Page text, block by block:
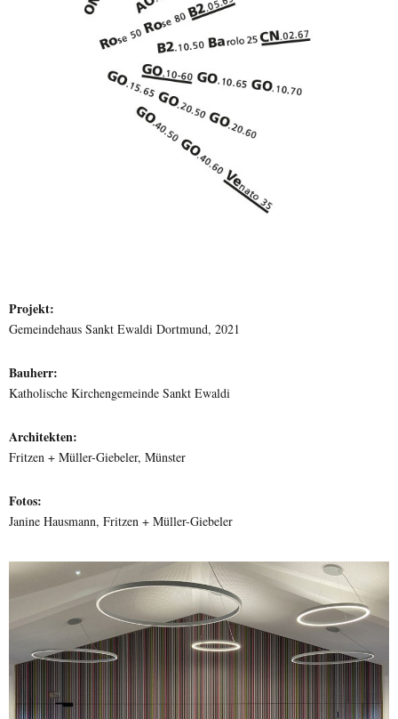
Projekt:
Gemeindehaus Sankt Ewaldi Dortmund, 2021
Bauherr:
Katholische Kirchengemeinde Sankt Ewaldi
Architekten:
Fritzen + Müller-Giebeler, Münster
Fotos:
Janine Hausmann, Fritzen + Müller-Giebeler